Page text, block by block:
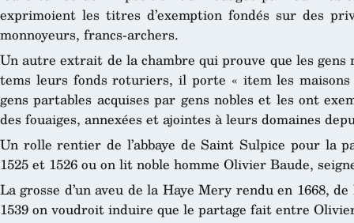
exprimoient les titres d’exemption fondés sur des
monnoyeurs, francs-archers.
Un autre extrait de la chambre qui prouve que les
tems leurs fonds roturiers, il porte « item les
gens partables acquises par gens nobles et les ont
des fouaiges, annexées et ajointes à leurs domaines
Un rolle rentier de l’abbaye de Saint Sulpice pour la
1525 et 1526 ou on lit noble homme Olivier Baude,
La grosse d’un aveu de la Haye Mery rendu en 1668,
1539 on voudroit induire que le partage fait entre